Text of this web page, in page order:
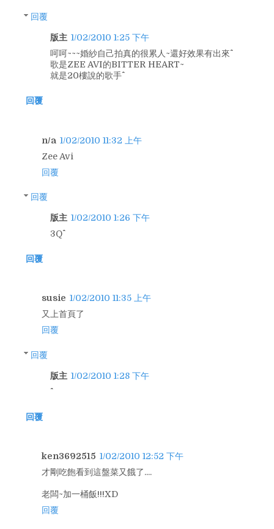
回覆
版主 1/02/2010 1:25 下午
呵呵~~~婚紗自己拍真的很累人~還好效果有出來^^
歌是ZEE AVI的BITTER HEART~
就是20樓說的歌手^^
回覆
n/a 1/02/2010 11:32 上午
Zee Avi
回覆
回覆
版主 1/02/2010 1:26 下午
3Q^^
回覆
susie 1/02/2010 11:35 上午
又上首頁了
回覆
回覆
版主 1/02/2010 1:28 下午
回覆
ken3692515 1/02/2010 12:52 下午
才剛吃飽看到這盤菜又餓了....
老闆~加一桶飯!!!XD
回覆